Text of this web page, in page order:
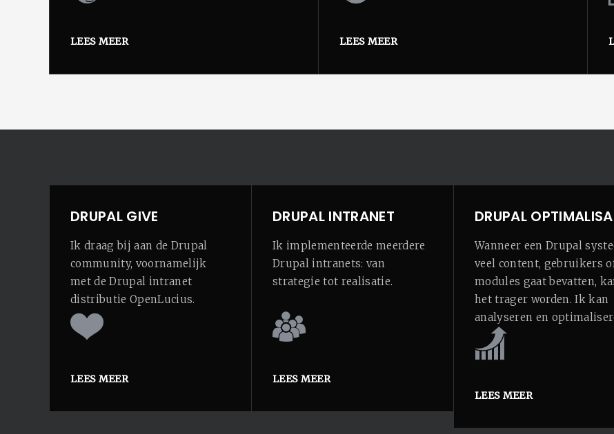
LEES MEER LEES MEER
DRUPAL GIVE
Ik draag bij aan de Drupal
community, voornamelijk
met de Drupal intranet
distributie OpenLucius.
LEES MEER
DRUPAL INTRANET
Ik implementeerde meerdere
Drupal intranets: van
strategie tot realisatie.
LEES MEER
DRUPAL
Wanneer een Drupal
veel content, gebruikers
modules gaat bevatten,
het trager worden. Ik kan
analyseren en
LEES MEER